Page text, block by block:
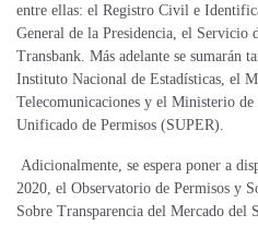
entre ellas: el Registro Civil e
General de la Presidencia, el Servicio
Transbank. Más adelante se sumarán
Instituto Nacional de Estadísticas, el
Telecomunicaciones y el Ministerio
Unificado de Permisos (SUPER).
Adicionalmente, se espera poner a
2020, el Observatorio de Permisos y
Sobre Transparencia del Mercado del